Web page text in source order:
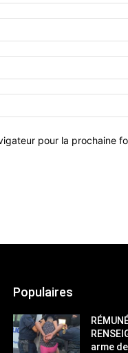
pour la prochaine
Populaires
arme